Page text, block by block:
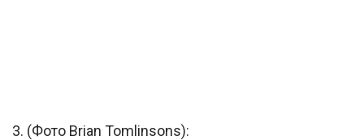
3. (Фото Brian Tomlinsons):